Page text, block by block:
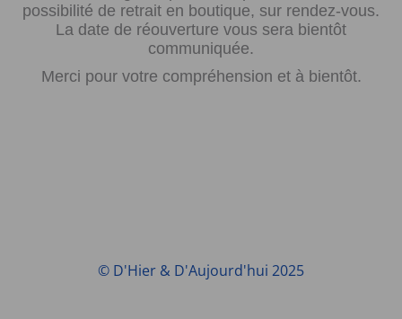
possibilité de retrait en boutique, sur rendez-vous.
La date de réouverture vous sera bientôt
communiquée.
Merci pour votre compréhension et à bientôt.
© D'Hier & D'Aujourd'hui 2025